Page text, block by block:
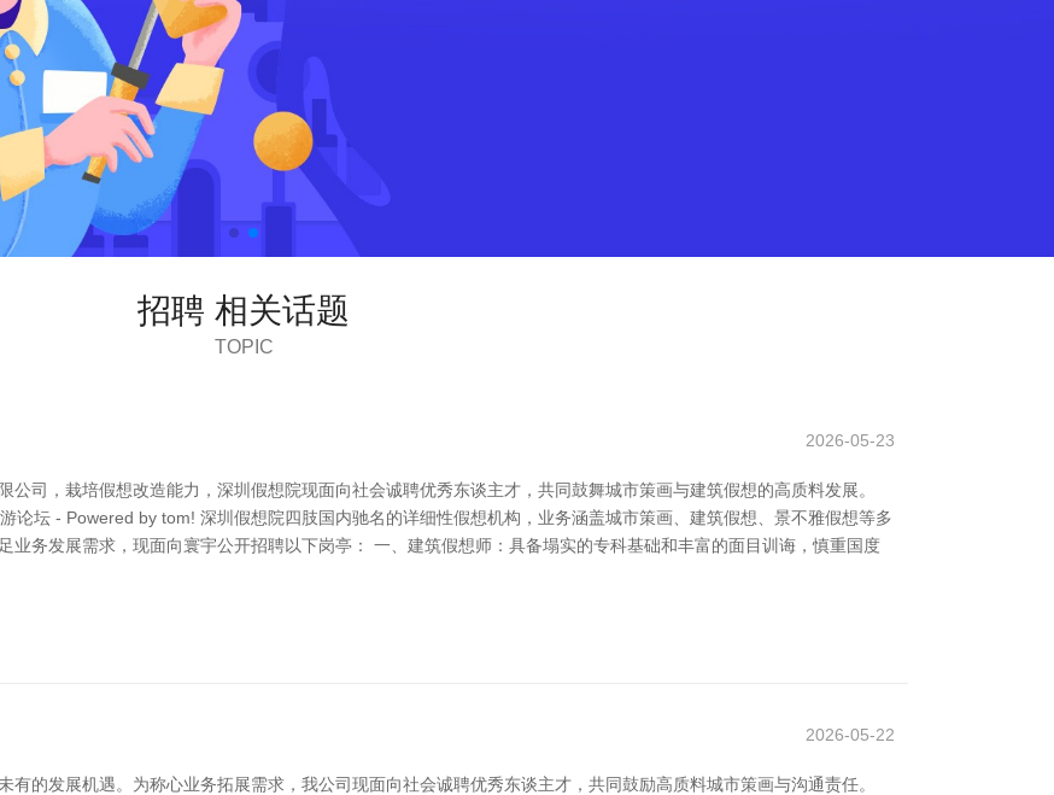
招聘 相关话题
TOPIC
2026-05-23
司，栽培假想改造能力，深圳假想院现面向社会诚聘优秀东谈主才，共同鼓舞城市策画与建筑假想的高质料发展。
论坛 - Powered by tom! 深圳假想院四肢国内驰名的详细性假想机构，业务涵盖城市策画、建筑假想、景不雅假想等多
业务发展需求，现面向寰宇公开招聘以下岗亭： 一、建筑假想师：具备塌实的专科基础和丰富的面目训诲，慎重国度
2026-05-22
的发展机遇。为称心业务拓展需求，我公司现面向社会诚聘优秀东谈主才，共同鼓励高质料城市策画与沟通责任。